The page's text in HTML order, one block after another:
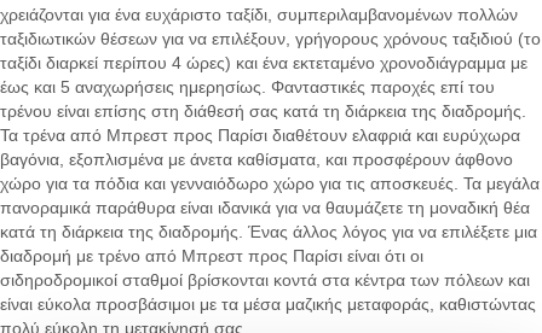
χρειάζονται για ένα ευχάριστο ταξίδι, συμπεριλαμβανομένων πολλών
ταξιδιωτικών θέσεων για να επιλέξουν, γρήγορους χρόνους ταξιδιού (το
ταξίδι διαρκεί περίπου 4 ώρες) και ένα εκτεταμένο χρονοδιάγραμμα με
έως και 5 αναχωρήσεις ημερησίως. Φανταστικές παροχές επί του
τρένου είναι επίσης στη διάθεσή σας κατά τη διάρκεια της διαδρομής.
Τα τρένα από Μπρεστ προς Παρίσι διαθέτουν ελαφριά και ευρύχωρα
βαγόνια, εξοπλισμένα με άνετα καθίσματα, και προσφέρουν άφθονο
χώρο για τα πόδια και γενναιόδωρο χώρο για τις αποσκευές. Τα μεγάλα
πανοραμικά παράθυρα είναι ιδανικά για να θαυμάζετε τη μοναδική θέα
κατά τη διάρκεια της διαδρομής. Ένας άλλος λόγος για να επιλέξετε μια
διαδρομή με τρένο από Μπρεστ προς Παρίσι είναι ότι οι
σιδηροδρομικοί σταθμοί βρίσκονται κοντά στα κέντρα των πόλεων και
είναι εύκολα προσβάσιμοι με τα μέσα μαζικής μεταφοράς, καθιστώντας
πολύ εύκολη τη μετακίνησή σας.